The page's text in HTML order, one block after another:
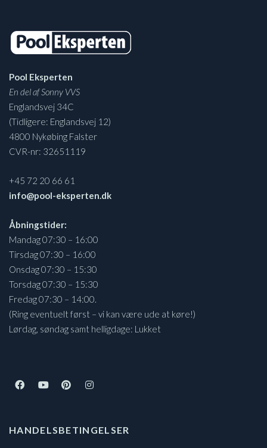
Pool Eksperten
En del af Sonny VVS
Englandsvej 34C
(Tidligere: Englandsvej 12)
4800 Nykøbing Falster
CVR-nr: 32651119
+45 72 20 66 61
info@pool-eksperten.dk
Åbningstider:
Mandag 07:30 – 16:00
Tirsdag 07:30 – 16:00
Onsdag 07:30 – 15:30
Torsdag 07:30 – 15:30
Fredag 07:30 – 14:00.
(Ring eventuelt først – vi kan være ude at køre!)
Lørdag, søndag samt helligdage: Lukket
HANDELSBETINGELSER